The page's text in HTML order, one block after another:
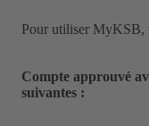
Pour utiliser MyKSB,
Compte approuvé
suivantes :